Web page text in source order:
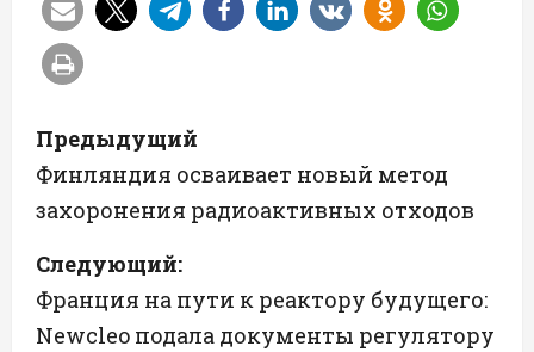
Н
а
в
и
г
Предыдущий
Финляндия осваивает новый метод
захоронения радиоактивных отходов
Следующий:
Франция на пути к реактору будущего:
Newcleo подала документы регулятору